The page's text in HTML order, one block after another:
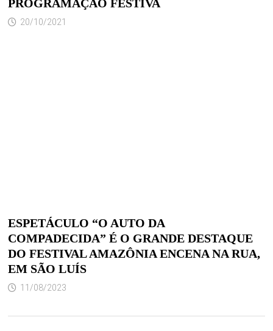
PROGRAMAÇÃO FESTIVA
20/10/2021
ESPETÁCULO “O AUTO DA
COMPADECIDA” É O GRANDE DESTAQUE
DO FESTIVAL AMAZÔNIA ENCENA NA RUA,
EM SÃO LUÍS
11/08/2023